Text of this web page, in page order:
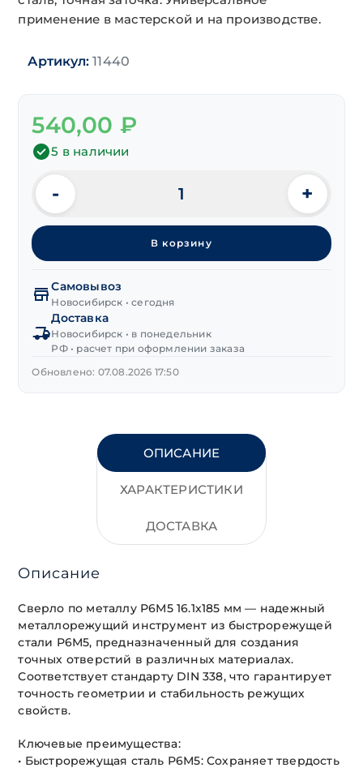
применение в мастерской и на производстве.
Артикул: 11440
540,00 ₽
5 в наличии
Количество
товара
Сверло
по
Р6М5
16,1х125/185 мм
- +
В корзину
Самовывоз
Новосибирск • сегодня
Доставка
Новосибирск • в понедельник
РФ • расчет при оформлении заказа
Обновлено: 07.08.2026 17:50
ОПИСАНИЕ
ХАРАКТЕРИСТИКИ
ДОСТАВКА
Описание
Сверло по металлу Р6М5 16.1х185 мм — надежный
металлорежущий инструмент из быстрорежущей
стали Р6М5, предназначенный для создания
точных отверстий в различных материалах.
Соответствует стандарту DIN 338, что гарантирует
точность геометрии и стабильность режущих
свойств.
Ключевые преимущества:
• Быстрорежущая сталь Р6М5: Сохраняет твердость